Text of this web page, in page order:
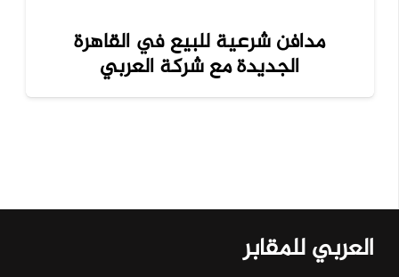
مدافن شرعية للبيع في القاهرة
الجديدة مع شركة العربي
العربي للمقابر